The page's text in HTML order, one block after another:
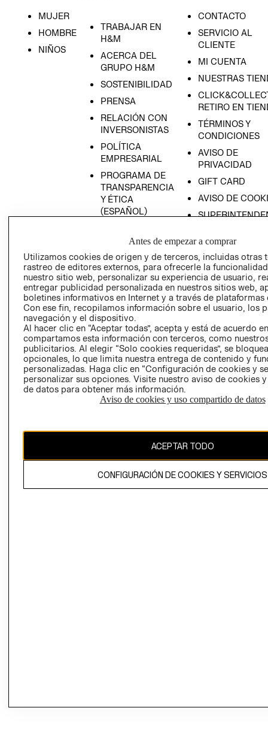
MUJER
HOMBRE
NIÑOS
TRABAJAR EN
H&M
ACERCA DEL
GRUPO H&M
SOSTENIBILIDAD
PRENSA
RELACIÓN CON
INVERSONISTAS
POLÍTICA
EMPRESARIAL
PROGRAMA DE
TRANSPARENCIA
Y ÉTICA
(ESPAÑOL)
TRANSPARENCIA
Y ÉTICA (INGLÉS)
CONTACTO
SERVICIO AL
CLIENTE
MI CUENTA
NUESTRAS
RETIRO EN
TÉRMINOS Y
CONDICIONES
AVISO DE
PRIVACIDAD
GIFT CARD
AVISO DE
COMERCIO - SIC
PETICIONES
QUEJAS Y
RECLAMOS
Colombia ($)
CAMBIAR REGIÓN
propiedad de H&M Hennes & Mauritz AB.
Antes de empezar a comprar
Utilizamos cookies de origen y de terceros, incluidas otras
rastreo de editores externos, para ofrecerle la
nuestro sitio web, personalizar su experiencia de usuario,
entregar publicidad personalizada en nuestros sitios web,
boletines informativos en Internet y a través de plataformas
Con ese fin, recopilamos información sobre el usuario, los
navegación y el dispositivo.
Al hacer clic en “Aceptar todas”, acepta y está de acuerdo
compartamos esta información con terceros, como
publicitarios. Al elegir “Solo cookies requeridas”, se
opcionales, lo que limita nuestra entrega de contenido y
personalizadas. Haga clic en “Configuración de cookies y
personalizar sus opciones. Visite nuestro aviso de cookies
de datos para obtener más información.
Aviso de cookies y uso compartido de datos
ACEPTAR TODO
CONFIGURACIÓN DE COOKIES Y SERVICIOS